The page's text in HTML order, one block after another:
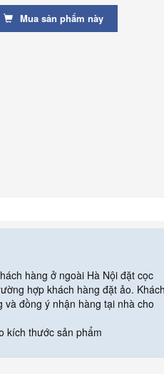
Mua sản phẩm này
hàng ở ngoài Hà Nội đặt cọc
hợp khách hàng đặt ảo. Khách
đồng ý nhận hàng tại nhà cho
kích thước sản phẩm